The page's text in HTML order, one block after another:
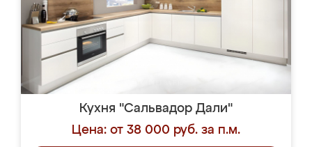
Кухня "Сальвадор Дали"
Цена: от 38 000 руб. за п.м.